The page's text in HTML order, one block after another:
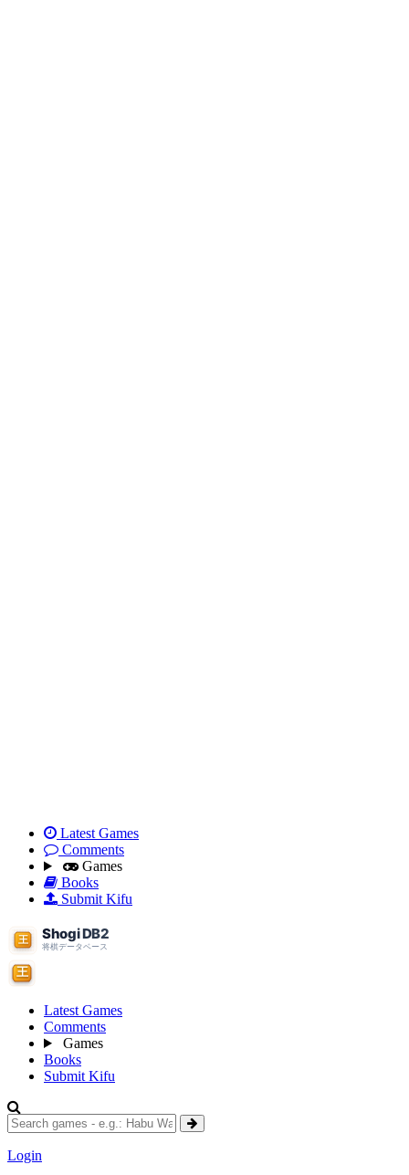
Latest Games
Comments
Games
Books
Submit Kifu
Latest Games
Comments
Games
Books
Submit Kifu
Login